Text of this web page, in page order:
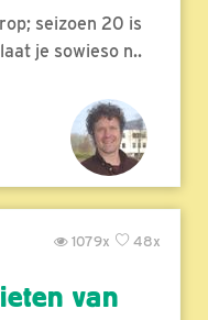
seizoen 20 is
je sowieso n..
48x
1079x
van